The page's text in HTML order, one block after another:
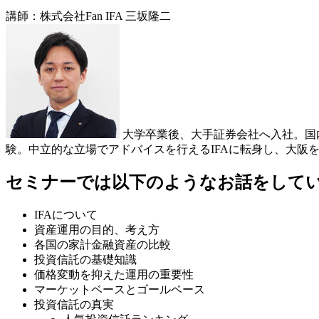
講師：株式会社Fan IFA 三坂隆二
大学卒業後、大手証券会社へ入社。
験。中立的な立場でアドバイスを行えるIFAに転身し、大阪
セミナーでは以下のようなお話をして
IFAについて
資産運用の目的、考え方
各国の家計金融資産の比較
投資信託の基礎知識
価格変動を抑えた運用の重要性
マーケットベースとゴールベース
投資信託の真実